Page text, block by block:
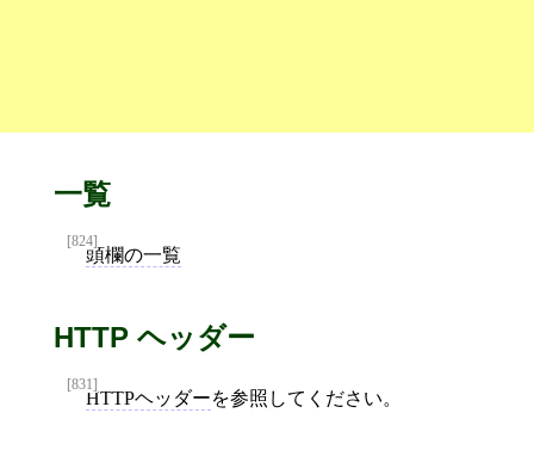
一覧
[824]
頭欄の一覧
HTTP ヘッダー
[831]
HTTPヘッダーを参照してください。